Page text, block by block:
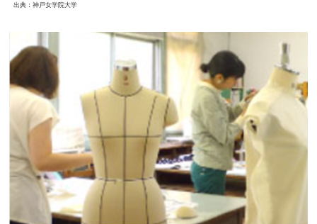
出典：神戸女学院大学